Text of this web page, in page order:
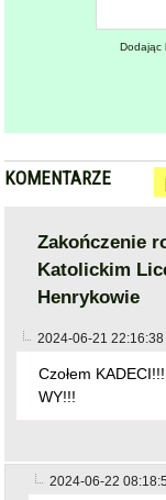
Dodając
KOMENTARZE
Zakończenie
Katolickim
Henrykowie
2024-06-21 22:16:38
Czołem
WY!!!
2024-06-22